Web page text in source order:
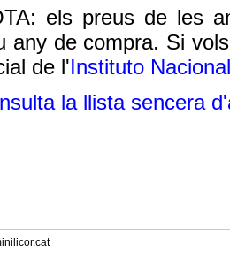
els preus de les
any de compra. Si
de l'Instituto
la llista sencera